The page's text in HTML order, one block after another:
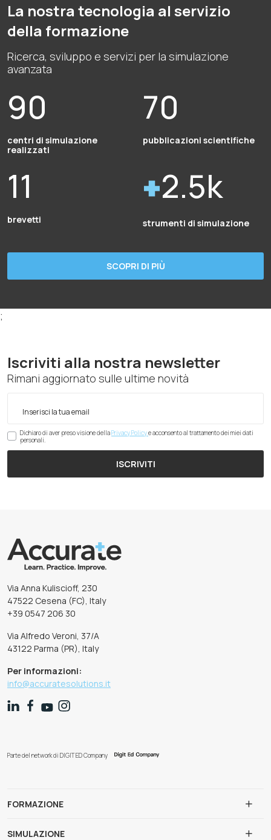
La nostra tecnologia al servizio
della formazione
Ricerca, sviluppo e servizi per la simulazione
avanzata
90
centri di simulazione
realizzati
70
pubblicazioni scientifiche
11
brevetti
2.5k
strumenti di simulazione
SCOPRI DI PIÙ
;
Iscriviti alla nostra newsletter
Rimani aggiornato sulle ultime novità
Dichiaro di aver preso visione dellaPrivacy Policye acconsento al trattamento dei miei dati
personali.
ISCRIVITI
Via Anna Kuliscioff, 230
47522 Cesena (FC), Italy
+39 0547 206 30
Via Alfredo Veroni, 37/A
43122 Parma (PR), Italy
Per informazioni:
info@accuratesolutions.it
Parte del network di DIGIT ED Company
FORMAZIONE
SIMULAZIONE